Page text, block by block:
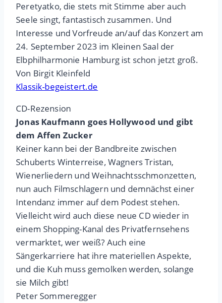
Peretyatko, die stets mit Stimme aber auch
Seele singt, fantastisch zusammen. Und
Interesse und Vorfreude an/auf das Konzert am
24. September 2023 im Kleinen Saal der
Elbphilharmonie Hamburg ist schon jetzt groß.
Von Birgit Kleinfeld
Klassik-begeistert.de
CD-Rezension
Jonas Kaufmann goes Hollywood und gibt
dem Affen Zucker
Keiner kann bei der Bandbreite zwischen
Schuberts Winterreise, Wagners Tristan,
Wienerliedern und Weihnachtsschmonzetten,
nun auch Filmschlagern und demnächst einer
Intendanz immer auf dem Podest stehen.
Vielleicht wird auch diese neue CD wieder in
einem Shopping-Kanal des Privatfernsehens
vermarktet, wer weiß? Auch eine
Sängerkarriere hat ihre materiellen Aspekte,
und die Kuh muss gemolken werden, solange
sie Milch gibt!
Peter Sommeregger